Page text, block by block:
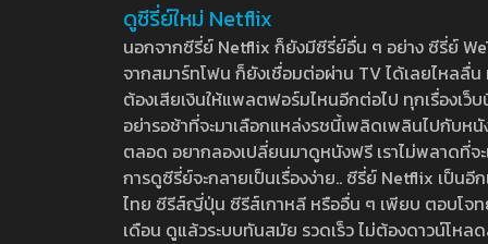
ดูซีรี่ย์ใหม่ Netflix
นอกจากซีรี่ย์ Netflix ก็ยังมีซีรี่ย์อื่น ๆ อย่าง ซีรี่ย์
จากสมาร์ทโฟน ก็ยังเชื่อมต่อผ่าน TV ได้เลยไหลลื่
ต้องเสียเงินให้แพลตฟอร์มไหนอีกต่อไป ทุกเรื่องเว็
อย่ารอช้าที่จะมาเลือกแหล่งรชนี้เพลิดเพลินไปกับห
ตลอด อยากลองเปลี่ยนมาดูหนังฟรี เราไม่พลาดที่
การดูซีรี่ย์จะกลายเป็นเรื่องง่าย.. ซีรี่ย์ Netflix เป็น
ไทย ซีรีส์ญี่ปุ่น ซีรีส์เกาหลี หรืออื่น ๆ เพียบ ตอบโจท
เดือน ดูแล้วระบบทันสมัย รวดเร็ว ไม่ต้องดาวน์โห